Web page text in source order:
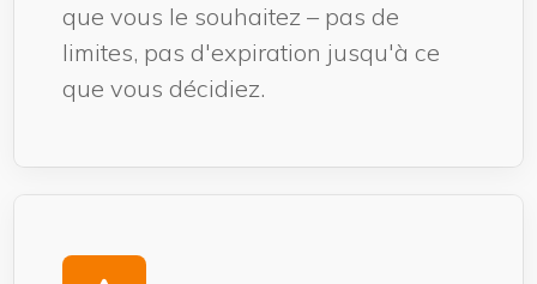
que vous le souhaitez – pas de
limites, pas d'expiration jusqu'à ce
que vous décidiez.